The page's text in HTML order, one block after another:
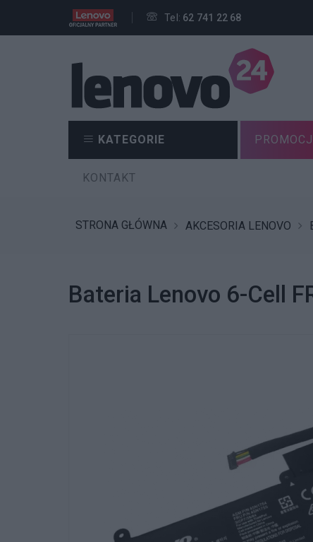
Tel: 62 741 22 68
KATEGORIE
KONTAKT
STRONA GŁÓWNA AKCESORIA LENOVO
Bateria Lenovo 6-Cell